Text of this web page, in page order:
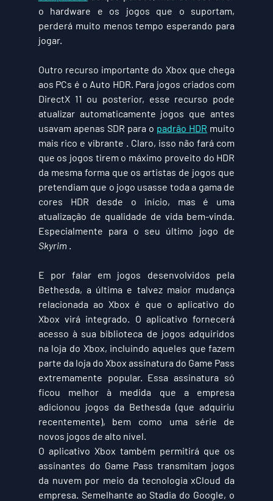
o hardware e os jogos que o suportam,
perderá muito menos tempo esperando para
jogar.
Outro recurso importante do Xbox que chega
aos PCs é o Auto HDR. Para jogos criados com
DirectX 11 ou posterior, esse recurso pode
atualizar automaticamente jogos que antes
usavam apenas SDR para o padrão HDR muito
mais rico e vibrante . Claro, isso não fará com
que os jogos tirem o máximo proveito do HDR
da mesma forma que os artistas de jogos que
pretendiam que o jogo usasse toda a gama de
cores HDR desde o início, mas é uma
atualização de qualidade de vida bem-vinda.
Skyrim
E por falar em jogos desenvolvidos pela
Bethesda, a última e talvez maior mudança
relacionada ao Xbox é que o aplicativo do
Xbox virá integrado. O aplicativo fornecerá
acesso à sua biblioteca de jogos adquiridos
na loja do Xbox, incluindo aqueles que fazem
parte da loja do Xbox assinatura do Game Pass
extremamente popular. Essa assinatura só
ficou melhor à medida que a empresa
adicionou jogos da Bethesda (que adquiriu
recentemente), bem como uma série de
novos jogos de alto nível.
O aplicativo Xbox também permitirá que os
assinantes do Game Pass transmitam jogos
da nuvem por meio da tecnologia xCloud da
empresa. Semelhante ao Stadia do Google, o